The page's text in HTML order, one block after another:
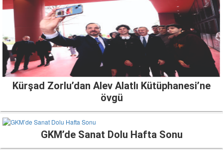
Kürşad Zorlu’dan Alev Alatlı Kütüphanesi’ne
övgü
GKM’de Sanat Dolu Hafta Sonu